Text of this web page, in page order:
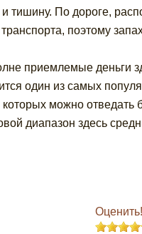
тишину. По дороге,
поэтому
приемлемые деньги
один из самых
можно отведать
диапазон здесь
Оценить!